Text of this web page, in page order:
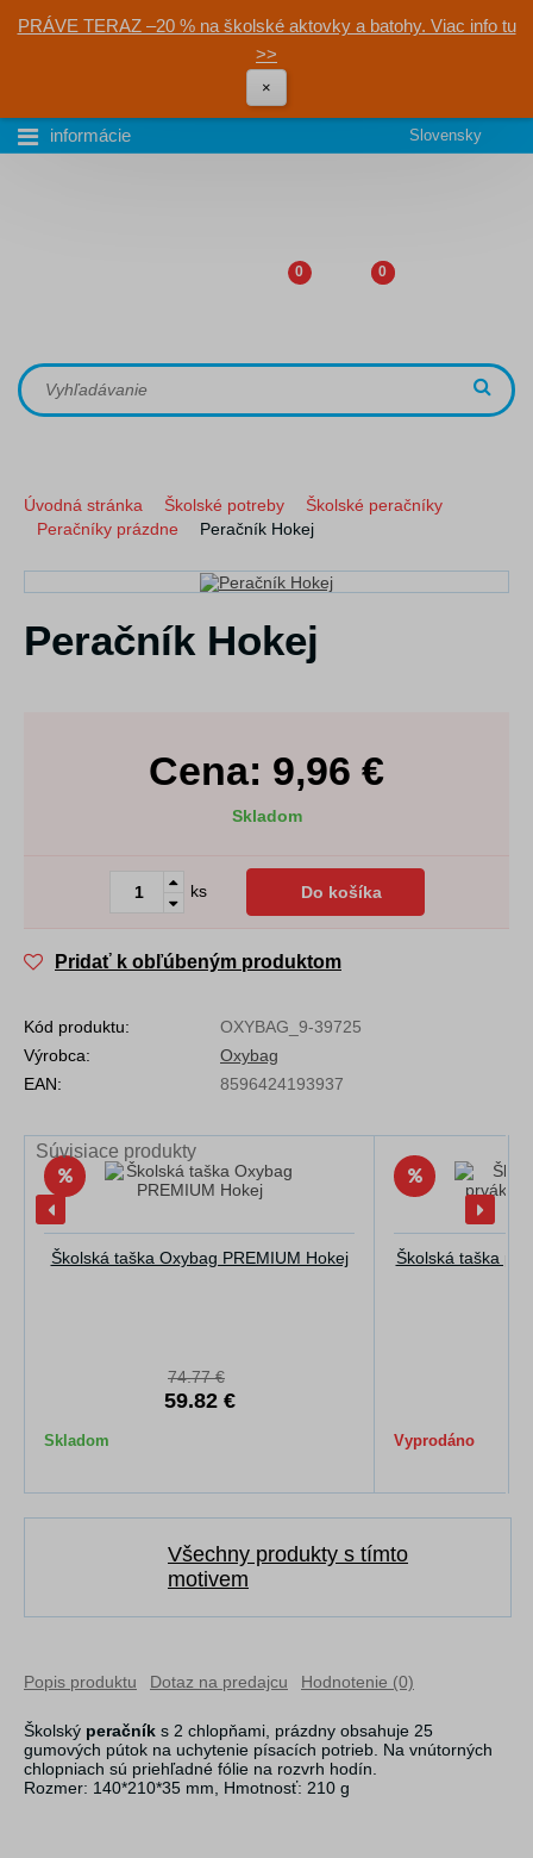
PRÁVE TERAZ –20 % na školské aktovky a batohy. Viac info tu
>>
×
informácie Slovensky
0 0
Úvodná stránka Školské potreby
Školské peračníky
Peračníky prázdne
Peračník Hokej
Peračník Hokej
Cena: 9,96 €
Skladom
ks Do košíka
Pridať k obľúbeným produktom
Kód produktu:
OXYBAG_9-39725
Výrobca:
Oxybag
EAN:
8596424193937
Súvisiace produkty
Školská taška Oxybag PREMIUM Hokej
74.77 €
59.82 €
Skladom
Školská taška
Vyprodáno
Všechny produkty s tímto
motivem
Popis produktu Dotaz na predajcu Hodnotenie (0)
Školský peračník s 2 chlopňami, prázdny obsahuje 25
gumových pútok na uchytenie písacích potrieb. Na vnútorných
chlopniach sú priehľadné fólie na rozvrh hodín.
Rozmer: 140*210*35 mm, Hmotnosť: 210 g